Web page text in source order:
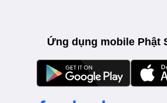
Ứng dụng mobile Phật